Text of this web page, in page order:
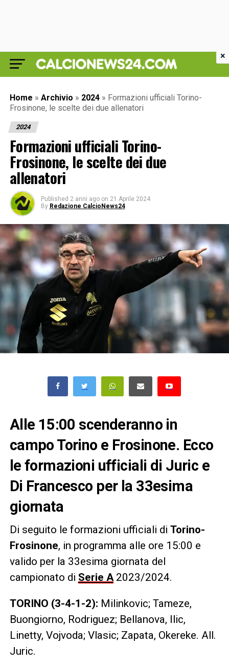
Home » Archivio » 2024 » Formazioni ufficiali Torino-
Frosinone, le scelte dei due allenatori
2024
Formazioni ufficiali Torino-
Frosinone, le scelte dei due
allenatori
Published 2 anni ago on 21 Aprile 2024
By Redazione CalcioNews24
Alle 15:00 scenderanno in
campo Torino e Frosinone. Ecco
le formazioni ufficiali di Juric e
Di Francesco per la 33esima
giornata
Di seguito le formazioni ufficiali di Torino-
Frosinone, in programma alle ore 15:00 e
valido per la 33esima giornata del
campionato di Serie A2023/2024.
TORINO (3-4-1-2): Milinkovic; Tameze,
Buongiorno, Rodriguez; Bellanova, Ilic,
Linetty, Vojvoda; Vlasic; Zapata, Okereke. All.
Juric.
×